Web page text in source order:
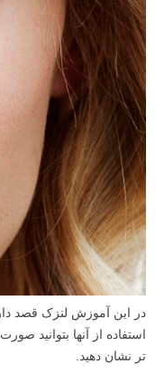
استفاده از آنها بتوانید
تر نشان دهید.